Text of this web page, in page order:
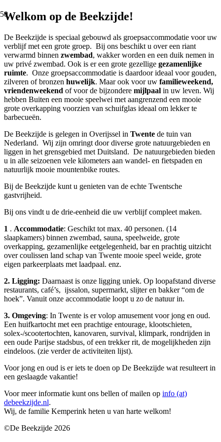
Welkom op de Beekzijde!
De Beekzijde is speciaal gebouwd als groepsaccommodatie voor uw
verblijf met een grote groep. Bij ons beschikt u over een riant
verwarmd binnen zwembad, wakker worden en een duik nemen in
uw privé zwembad. Ook is er een grote gezellige gezamenlijke
ruimte. Onze groepsaccommodatie is daardoor ideaal voor gouden,
zilveren of bronzen huwelijk. Maar ook voor uw familieweekend,
vriendenweekend of voor de bijzondere mijlpaal in uw leven. Wij
hebben Buiten een mooie speelwei met aangrenzend een mooie
grote overkapping voorzien van schuifglas ideaal om lekker te
barbecueën.
De Beekzijde is gelegen in Overijssel in Twente de tuin van
Nederland. Wij zijn omringt door diverse grote natuurgebieden en
liggen in het grensgebied met Duitsland. De natuurgebieden bieden
u in alle seizoenen vele kilometers aan wandel- en fietspaden en
natuurlijk mooie mountenbike routes.
Bij de Beekzijde kunt u genieten van de echte Twentsche
gastvrijheid.
Bij ons vindt u de drie-eenheid die uw verblijf compleet maken.
1 . Accommodatie: Geschikt tot max. 40 personen. (14
slaapkamers) binnen zwembad, sauna, speelweide, grote
overkapping, gezamenlijke eetgelegenheid, bar en prachtig uitzicht
over coulissen land schap van Twente mooie speel weide, grote
eigen parkeerplaats met laadpaal. enz.
2. Ligging: Daarnaast is onze ligging uniek. Op loopafstand diverse
restaurants, café’s, ijssalon, supermarkt, slijter en bakker “om de
hoek”. Vanuit onze accommodatie loopt u zo de natuur in.
3. Omgeving: In Twente is er volop amusement voor jong en oud.
Een huifkartocht met een prachtige entourage, klootschieten,
solex-/scootertochten, kanovaren, survival, klimpark, rondrijden in
een oude Parijse stadsbus, of een trekker rit, de mogelijkheden zijn
eindeloos. (zie verder de activiteiten lijst).
Voor jong en oud is er iets te doen op De Beekzijde wat resulteert in
een geslaagde vakantie!
Voor meer informatie kunt ons bellen of mailen op info (at)
debeekzijde.nl.
Wij, de familie Kemperink heten u van harte welkom!
©De Beekzijde 2026